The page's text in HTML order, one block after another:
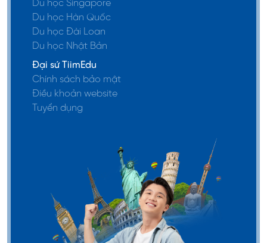
Du học Singapore
Du học Hàn Quốc
Du học Đài Loan
Du học Nhật Bản
Đại sứ TiimEdu
Chính sách bảo mật
Điều khoản website
Tuyển dụng